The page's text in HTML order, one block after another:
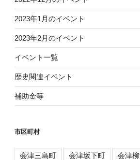
2023年1月のイベント
2023年2月のイベント
イベント一覧
歴史関連イベント
補助金等
市区町村
会津三島町 会津坂下町 会津